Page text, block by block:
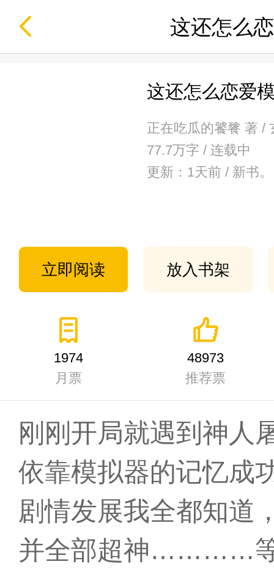
这还怎么
这还怎么恋爱
正在吃瓜的饕餮 著 /
77.7万字 / 连载中
更新：1天前 / 新书。
立即阅读 放入书架
1974
月票
48973
推荐票
刚刚开局就遇到神人
依靠模拟器的记忆成
剧情发展我全都知道
并全部超神…………等